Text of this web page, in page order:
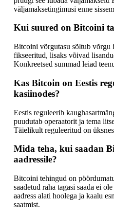
väljamaksetingimusi enne
Kui suured on Bitcoini
Bitcoini võrgutasu sõltub võrgu
fikseeritud, lisaks võivad
Konkreetsed summad leiad
Kas Bitcoin on Eestis
kasiinodes?
Eestis reguleerib
puudutab operaatorit ja tema
Täielikult reguleeritud on
Mida teha, kui saadan
aadressile?
Bitcoini tehingud on
saadetud raha tagasi saada ei
aadress alati hoolega ja kaalu
saatmist.